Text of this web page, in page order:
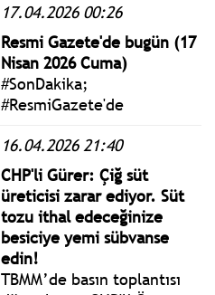
M.Y.’nin aynı gün görevden
uzaklaştırıldığı ve
soruşturma başlatıldığını
bildirildi.
17.04.2026 00:26
Resmi Gazete'de bugün (17
Nisan 2026 Cuma)
#SonDakika;
#ResmiGazete'de
Cuma yönetmelik, genelge
ve tebliğler
takip edebilirsiniz.
16.04.2026 21:40
CHP'li Gürer: Çiğ süt
üreticisi zarar ediyor. Süt
tozu ithal edeceğinize
besiciye yemi sübvanse
edin!
TBMM’de basın toplantısı